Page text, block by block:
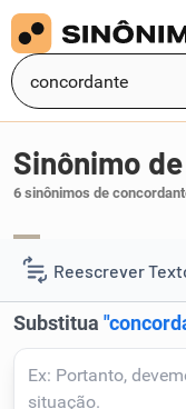
Reescrever
Resumir Texto
Corrigir Texto
Sinônimo
6 sinônimos de